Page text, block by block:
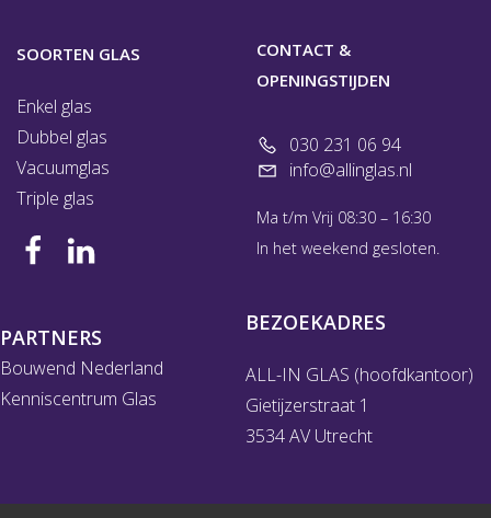
SOORTEN GLAS
Enkel glas
Dubbel glas
Vacuumglas
Triple glas
CONTACT &
OPENINGSTIJDEN
030 231 06 94
info@allinglas.nl
Ma t/m Vrij 08:30 – 16:30
In het weekend gesloten.
PARTNERS
Bouwend Nederland
Kenniscentrum Glas
BEZOEKADRES
ALL-IN GLAS (hoofdkantoor)
Gietijzerstraat 1
3534 AV Utrecht